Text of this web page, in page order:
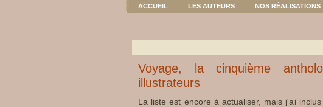
ACCUEIL LES AUTEURS NOS RÉALISATIONS
Voyage, la cinquième
illustrateurs
La liste est encore à actualiser, mais j'ai